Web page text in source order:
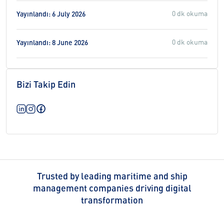
Yayınlandı: 6 July 2026 0 dk okuma
Yayınlandı: 8 June 2026 0 dk okuma
Bizi Takip Edin
Trusted by leading maritime and ship
management companies driving digital
transformation